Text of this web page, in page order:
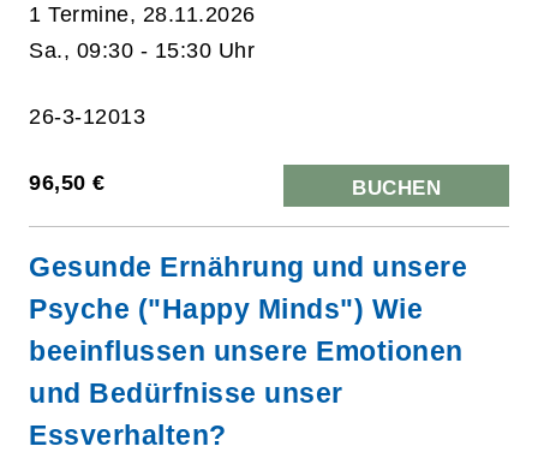
1 Termine, 28.11.2026
Sa., 09:30 - 15:30 Uhr
26-3-12013
96,50 € BUCHEN
Gesunde Ernährung und unsere
Psyche ("Happy Minds") Wie
beeinflussen unsere Emotionen
und Bedürfnisse unser
Essverhalten?